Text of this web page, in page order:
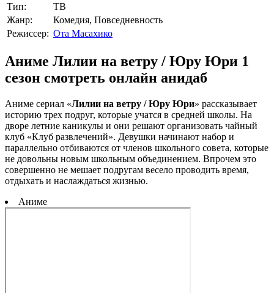
Тип:
ТВ
Жанр:
Комедия, Повседневность
Режиссер: Ота Масахико
Аниме Лилии на ветру / Юру Юри 1
сезон смотреть онлайн анидаб
Аниме сериал «Лилии на ветру / Юру Юри» рассказывает
историю трех подруг, которые учатся в средней школы. На
дворе летние каникулы и они решают организовать чайный
клуб «Клуб развлечений». Девушки начинают набор и
параллельно отбиваются от членов школьного совета, которые
не довольны новым школьным объединением. Впрочем это
совершенно не мешает подругам весело проводить время,
отдыхать и наслаждаться жизнью.
Аниме